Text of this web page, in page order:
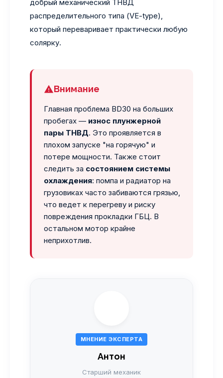
добрый механический ТНВД
распределительного типа (VE-type),
который переваривает практически любую
солярку.
Внимание
Главная проблема BD30 на больших
пробегах — износ плунжерной
пары ТНВД. Это проявляется в
плохом запуске "на горячую" и
потере мощности. Также стоит
следить за состоянием системы
охлаждения: помпа и радиатор на
грузовиках часто забиваются грязью,
что ведет к перегреву и риску
повреждения прокладки ГБЦ. В
остальном мотор крайне
неприхотлив.
МНЕНИЕ ЭКСПЕРТА
Антон
Старший механик